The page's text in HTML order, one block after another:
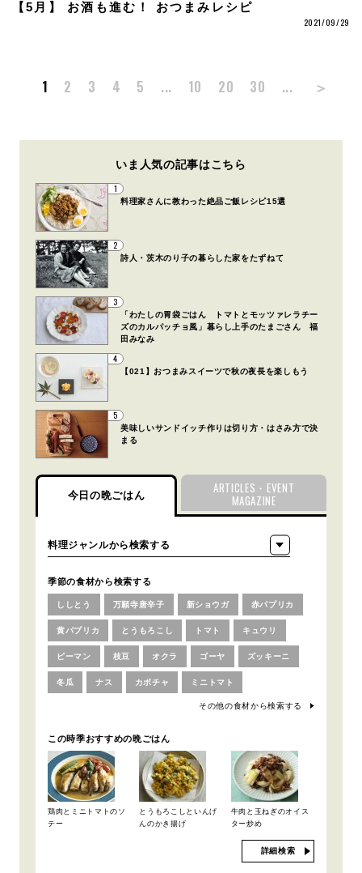
【5月】 お酒も進む！ おつまみレシピ
2021/09/29
1 2 3 4 5 ... 10 20 30 ... ＞
いま人気の記事はこちら
1
料理家さんに教わった絶品ご飯レシピ15選
2
詩人・茨木のり子の暮らした家をたずねて
3
「わたしの胃袋ごはん トマトとモッツァレラチー
ズのカルパッチョ風」暮らし上手のたまごさん 福
田みなみ
4
【021】おつまみスイーツで秋の夜長を楽しもう
5
美味しいサンドイッチ作りは切り方・はさみ方で決
まる
今日の晩ごはん
ARTICLES・EVENT
MAGAZINE
季節の食材から検索する
ししとう 万願寺唐辛子 新ショウガ 赤パプリカ
黄パプリカ とうもろこし トマト キュウリ
ピーマン 枝豆 オクラ ゴーヤ ズッキーニ
冬瓜 ナス カボチャ ミニトマト
その他の食材から検索する
この時季おすすめの晩ごはん
鶏肉とミニトマトのソ
テー
とうもろこしといんげ
んのかき揚げ
牛肉と玉ねぎのオイス
ター炒め
詳細検索